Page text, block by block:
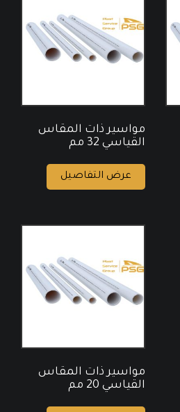
مواسير ذات المقاس
القياسي 32 مم
عرض التفاصيل
مواسير ذات المقاس
القياسي 20 مم